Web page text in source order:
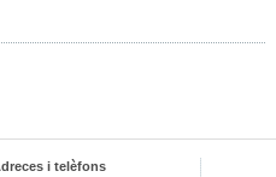
i telèfons